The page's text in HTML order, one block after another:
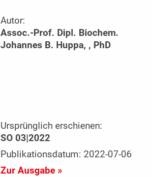
Autor:
Assoc.-Prof. Dipl. Biochem.
Johannes B. Huppa, , PhD
Ursprünglich erschienen:
SO 03|2022
Publikationsdatum: 2022-07-06
Zur Ausgabe »